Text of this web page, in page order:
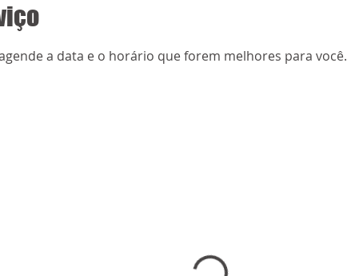
a data e o horário que forem melhores para você.